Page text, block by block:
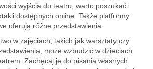
wyjścia do teatru, warto poszukać
dostępnych online. Także platformy
oferują różne przedstawienia.
w zajęciach, takich jak warsztaty czy
może wzbudzić w dzieciach
Zachęcaj je do pisania własnych